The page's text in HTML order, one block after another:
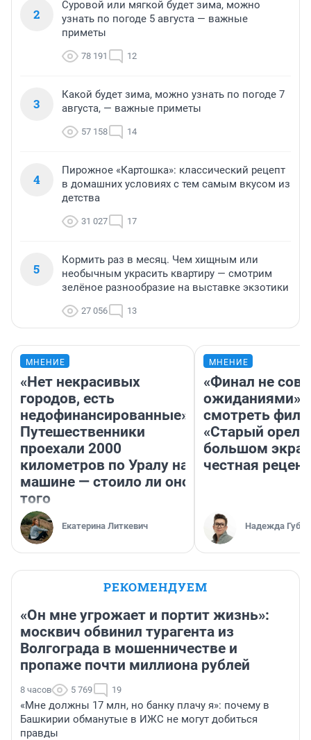
2
Суровой или мягкой будет зима, можно
узнать по погоде 5 августа — важные
приметы
78 191 12
3
Какой будет зима, можно узнать по погоде 7
августа, — важные приметы
57 158 14
4
Пирожное «Картошка»: классический рецепт
в домашних условиях с тем самым вкусом из
детства
31 027 17
5
Кормить раз в месяц. Чем хищным или
необычным украсить квартиру — смотрим
зелёное разнообразие на выставке экзотики
27 056 13
МНЕНИЕ
«Нет некрасивых
городов, есть
недофинансированные».
Путешественники
проехали 2000
километров по Уралу на
машине — стоило ли оно
того
Екатерина Литкевич
МНЕНИЕ
«Финал не
ожиданиями»:
смотреть
«Старый орел»
большом
честная
Надежда
РЕКОМЕНДУЕМ
«Он мне угрожает и портит жизнь»:
москвич обвинил турагента из
Волгограда в мошенничестве и
пропаже почти миллиона рублей
8 часов 5 769 19
«Мне должны 17 млн, но банку плачу я»: почему в
Башкирии обманутые в ИЖС не могут добиться
правды